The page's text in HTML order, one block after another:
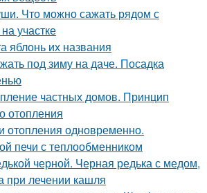
Что можно сажать рядом с
участке
яблонь их названия
под зиму на даче. Посадка
частных домов. Принцип
отопления
отопления одновременно.
печи с теплообменником
черной. Черная редька с медом,
при лечении кашля